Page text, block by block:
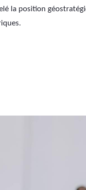
la position